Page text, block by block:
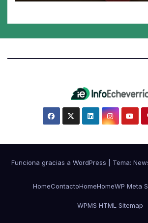
Funciona gracias a WordPress Tema:
HomeContactoHomeHomeWP Meta
WPMS HTML Sitemap